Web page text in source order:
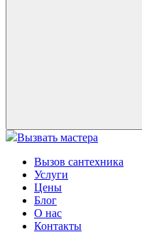
Вызвать мастера
Вызов сантехника
Услуги
Цены
Блог
О нас
Контакты